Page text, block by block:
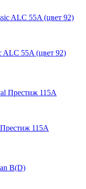
ALC 55A (цвет 92)
115A